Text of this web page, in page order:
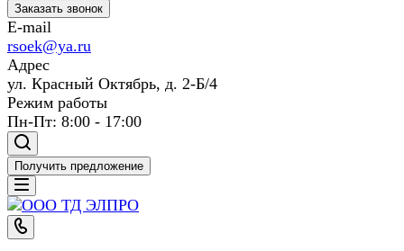
Заказать звонок
E-mail
rsoek@ya.ru
Адрес
ул. Красный Октябрь, д. 2-Б/4
Режим работы
Пн-Пт: 8:00 - 17:00
Получить предложение